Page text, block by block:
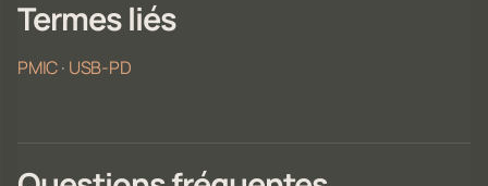
Termes liés
PMIC· USB-PD